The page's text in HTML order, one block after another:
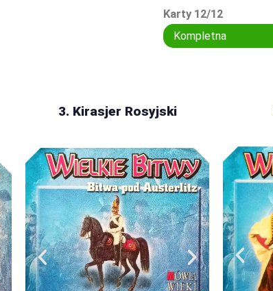
Karty 12/12
Kompletna
3. Kirasjer Rosyjski